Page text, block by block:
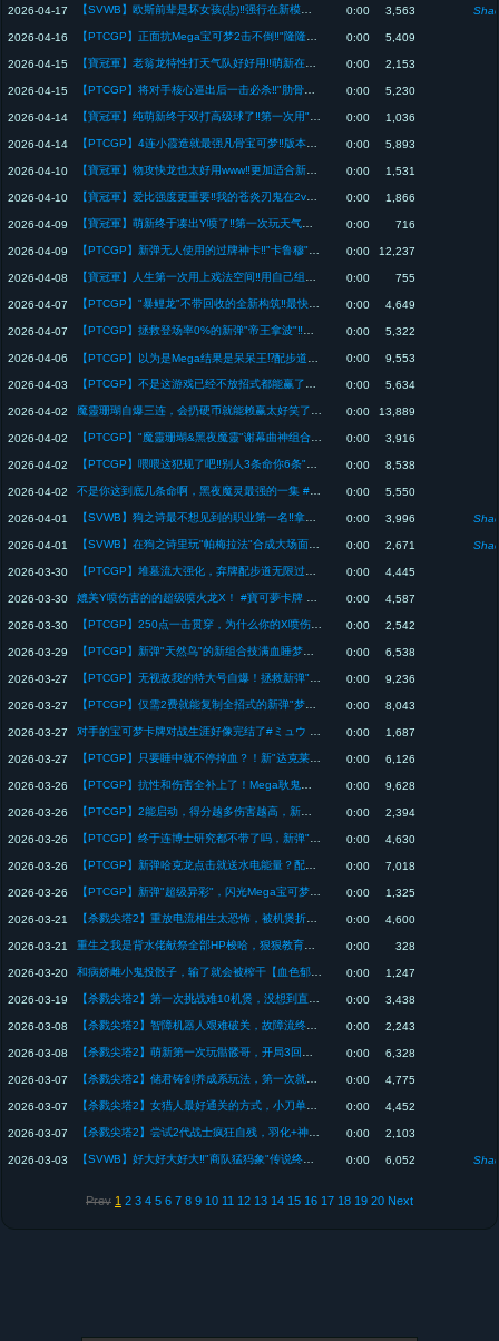
2026-04-17 0:00 3,563
2026-04-16 0:00 5,409
2026-04-15 0:00 2,153
2026-04-15 0:00 5,230
2026-04-14 0:00 1,036
2026-04-14 0:00 5,893
2026-04-10 0:00 1,531
2026-04-10 0:00 1,866
2026-04-09 0:00 716
2026-04-09 0:00 12,237
2026-04-08 0:00 755
2026-04-07 0:00 4,649
2026-04-07 0:00 5,322
2026-04-06 0:00 9,553
2026-04-03 0:00 5,634
2026-04-02 0:00 13,889
2026-04-02 0:00 3,916
2026-04-02 0:00 8,538
2026-04-02 0:00 5,550
2026-04-01 0:00 3,996
2026-04-01 0:00 2,671
2026-03-30 0:00 4,445
2026-03-30 0:00 4,587
2026-03-30 0:00 2,542
2026-03-29 0:00 6,538
2026-03-27 0:00 9,236
2026-03-27 0:00 8,043
2026-03-27 0:00 1,687
2026-03-27 0:00 6,126
2026-03-26 0:00 9,628
2026-03-26 0:00 2,394
2026-03-26 0:00 4,630
2026-03-26 0:00 7,018
2026-03-26 0:00 1,325
2026-03-21 0:00 4,600
2026-03-21 0:00 328
2026-03-20 0:00 1,247
2026-03-19 0:00 3,438
2026-03-08 0:00 2,243
2026-03-08 0:00 6,328
2026-03-07 0:00 4,775
2026-03-07 0:00 4,452
2026-03-07 0:00 2,103
2026-03-03 0:00 6,052
Prev 1 2 3 4 5 6 7 8 9 10 11 12 13 14 15 16 17 18 19 20 Next